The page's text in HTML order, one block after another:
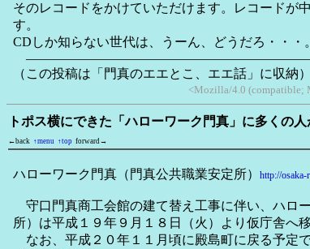
そのレコードをかけていただけます。レコードが
す。
CDしか知らない世代は、うーん、どうだろ・・・。
（この投稿は「門真のエエとこ、エエ話」に収納）
<Mozilla/4.0 (compatible;
トポス横にできた「ハローワーク門真」に多くの
←back ↑menu ↑top forward→
ハローワーク門真（門真公共職業安定所） http://
守口門真商工会館の建て替え工事に伴い、ハロ
所）は平成１９年９月１８日（火）より仮庁舎へ
なお、平成２０年１１月頃に殿島町に戻る予定で